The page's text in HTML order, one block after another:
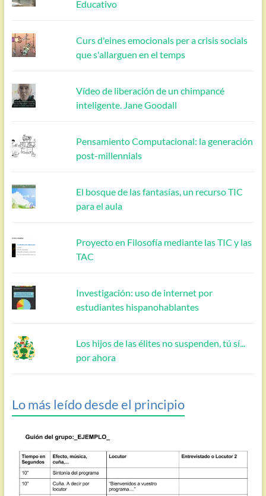
Educativo
Curs d'eines emocionals per a crisis socials
que s'allarguen en el temps
Vídeo de liberación de un chimpancé
inteligente. Jane Goodall
Pensamiento Computacional: la generación
post-millennials
El bosque de las fantasías, un recurso TIC
para el aula
Proyecto en Filosofía mediante las TIC y las
TAC
Investigación: uso de internet por
estudiantes hispanohablantes
Los hijos de las élites no suspenden, tú sí...
por ahora
Lo más leído desde el principio